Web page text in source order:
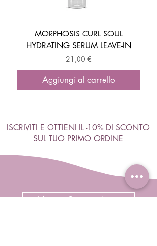
MORPHOSIS CURL SOUL
HYDRATING SERUM LEAVE-IN
Prezzo
21,00 €
Aggiungi al carrello
ISCRIVITI E OTTIENI IL -10% DI SCONTO
SUL TUO PRIMO ORDINE